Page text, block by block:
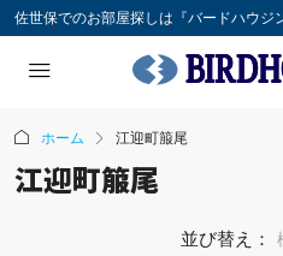
佐世保でのお部屋探しは『バードハウジ
ホーム 江迎町箙尾
江迎町箙尾
並び替え：